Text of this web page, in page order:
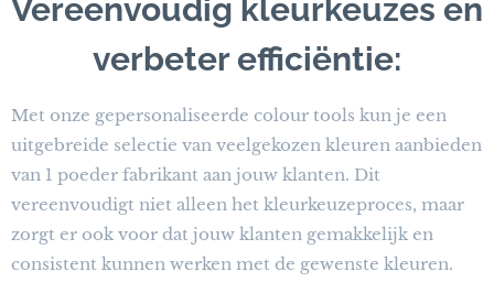
Vereenvoudig kleurkeuzes en
verbeter efficiëntie:
Met onze gepersonaliseerde colour tools kun je een
uitgebreide selectie van veelgekozen kleuren aanbieden
van 1 poeder fabrikant aan jouw klanten. Dit
vereenvoudigt niet alleen het kleurkeuzeproces, maar
zorgt er ook voor dat jouw klanten gemakkelijk en
consistent kunnen werken met de gewenste kleuren.